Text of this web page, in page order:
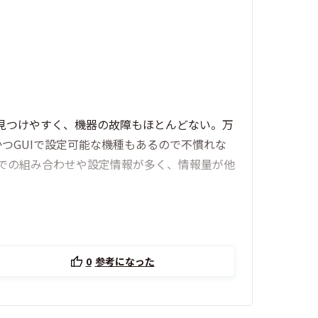
けやすく、機器の故障もほとんどない。万
GUIで設定可能な機種もあるので不慣れな
組み合わせや設定情報が多く、情報量が他
0 参考になった